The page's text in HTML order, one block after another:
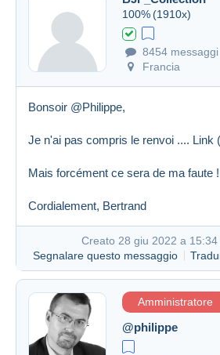
100% (1910x)
8454 messaggi
Francia
Bonsoir @Philippe,
Je n'ai pas compris le renvoi .... Link
Mais forcément ce sera de ma faute
Cordialement, Bertrand
Creato 28 giu 2022 a 15:34
Segnalare questo messaggio
Amministratore
@philippe